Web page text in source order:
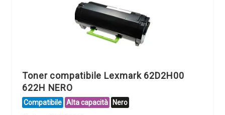
Toner compatibile Lexmark 62D2H00
622H NERO
Compatibile Alta capacità Nero